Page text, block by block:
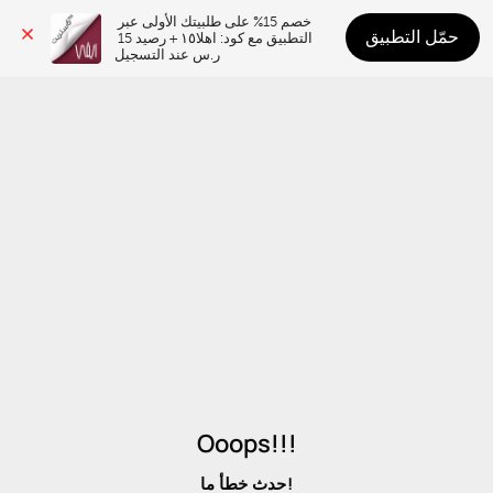
ر.س عند التسجيل
حمّل التطبيق
Ooops!!!
حدث خطأ ما!